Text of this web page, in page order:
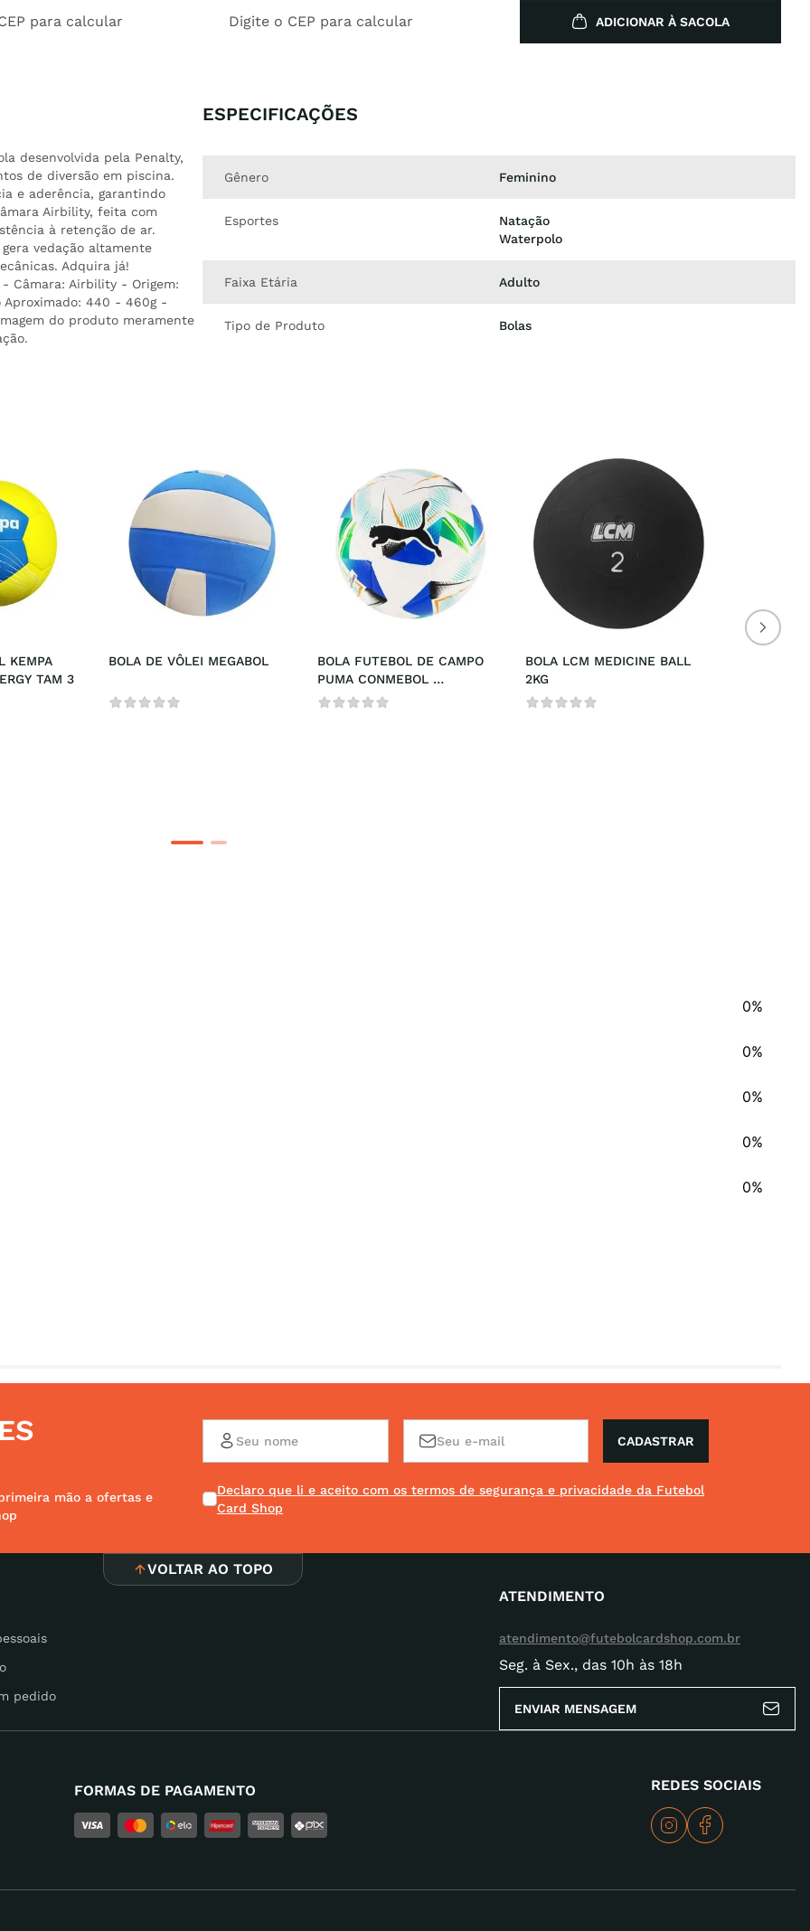
para calcular Digite o CEP para calcular ADICIONAR À SACOLA
desenvolvida pela Penalty,
de diversão em piscina.
e aderência, garantindo
Airbility, feita com
à retenção de ar.
vedação altamente
Adquira já!
Câmara: Airbility - Origem:
Aproximado: 440 - 460g -
do produto meramente
ESPECIFICAÇÕES
Gênero Feminino
Esportes
Natação
Waterpolo
Faixa Etária Adulto
Tipo de Produto Bolas
KEMPA
TAM 3
BOLA DE VÔLEI MEGABOL
BOLA FUTEBOL DE CAMPO
PUMA CONMEBOL
LIBERTADORES HYB
BOLA LCM MEDICINE BALL
2KG
0%
0%
0%
0%
0%
mão a ofertas e
CADASTRAR
Declaro que li e aceito com os termos de segurança e privacidade da Futebol
Card Shop
VOLTAR AO TOPO
pedido
ATENDIMENTO
atendimento@futebolcardshop.com.br
Seg. à Sex., das 10h às 18h
ENVIAR MENSAGEM
FORMAS DE PAGAMENTO REDES SOCIAIS